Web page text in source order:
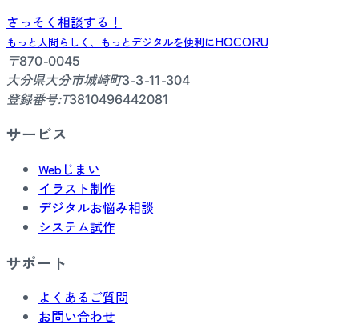
さっそく相談する！
もっと人間らしく、もっとデジタルを便利にHOCORU
〒870-0045
大分県大分市城崎町3-3-11-304
登録番号:T3810496442081
サービス
Webじまい
イラスト制作
デジタルお悩み相談
システム試作
サポート
よくあるご質問
お問い合わせ